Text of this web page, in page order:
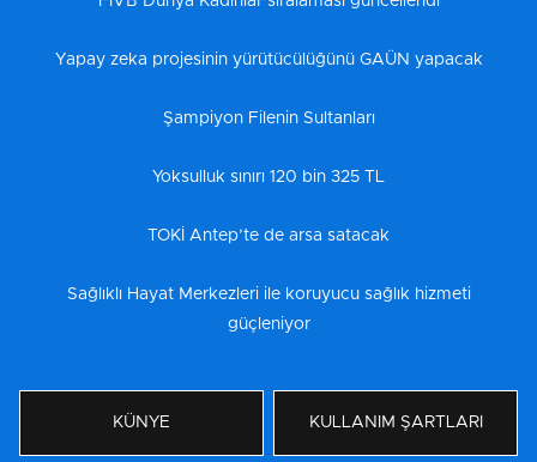
Yapay zeka projesinin yürütücülüğünü GAÜN yapacak
Şampiyon Filenin Sultanları
Yoksulluk sınırı 120 bin 325 TL
TOKİ Antep’te de arsa satacak
Sağlıklı Hayat Merkezleri ile koruyucu sağlık hizmeti
güçleniyor
KÜNYE KULLANIM ŞARTLARI